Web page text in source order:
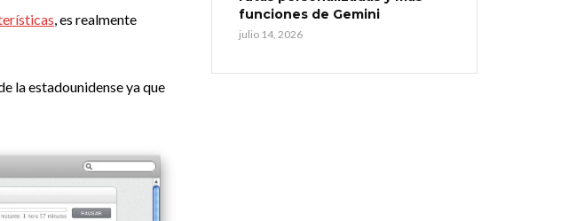
, es realmente
la estadounidense ya que
funciones de Gemini
julio 14, 2026